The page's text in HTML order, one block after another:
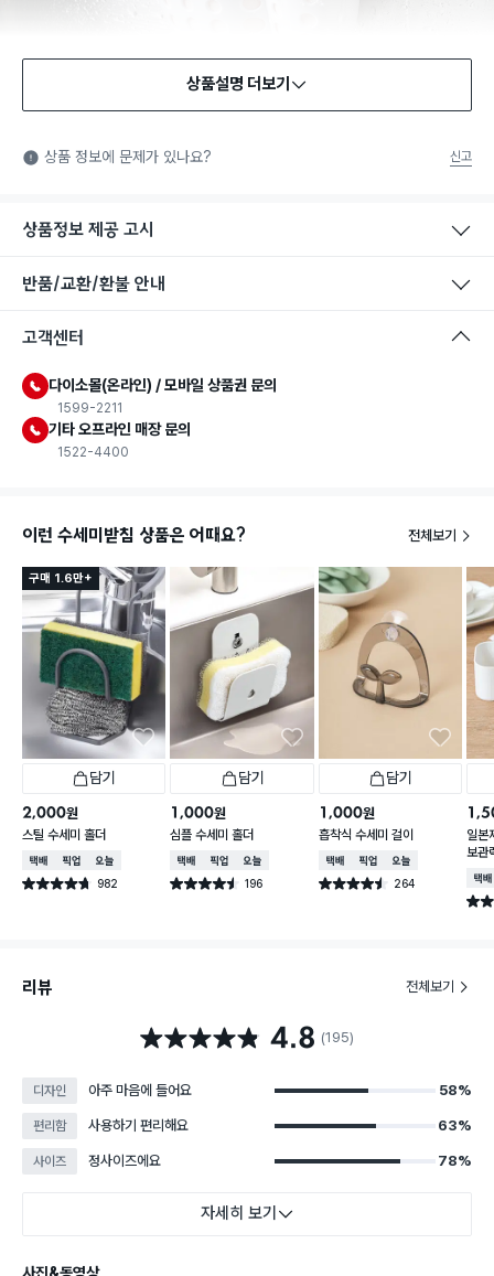
상품설명 더보기
상품 정보에 문제가 있나요? 신고
상품정보 제공 고시
반품/교환/환불 안내
고객센터
다이소몰(온라인) / 모바일 상품권 문의
1599-2211
기타 오프라인 매장 문의
1522-4400
이런 수세미받침 상품은 어때요? 전체보기
구매 1.6만+
담기
2,000원
스틸 수세미 홀더
택배배송매장픽업오늘배송
별점 4.7점 982
건 작성
담기
1,000원
심플 수세미 홀더
택배배송매장픽업오늘배송
별점 4.5점 196
건 작성
담기
1,000원
흡착식 수세미 걸이
택배배송매장픽업오늘배송
별점 4.5점 264
건 작성
일본
보
택배
별점
리뷰 전체보기
별점 4.8점 4.8 (195)
디자인 아주 마음에 들어요 58%
편리함 사용하기 편리해요 63%
사이즈 정사이즈에요 78%
자세히 보기
사진&동영상